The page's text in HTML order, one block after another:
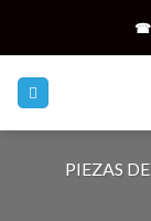
☎
PIEZAS